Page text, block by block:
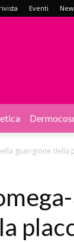
Eventi
guarigione della